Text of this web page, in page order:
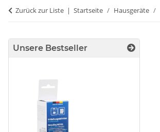
Zurück zur Liste Startseite Hausgeräte
Unsere Bestseller